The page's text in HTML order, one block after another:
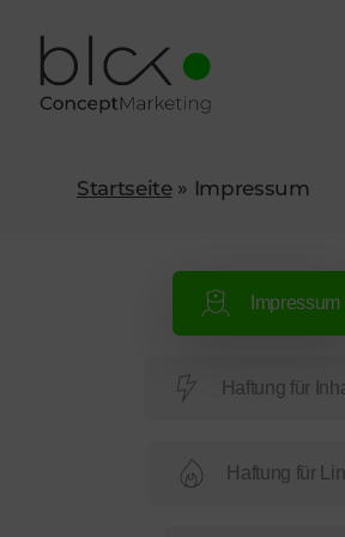
main
Startseite» Impressum
Impressum
Haftung für
Haftung für